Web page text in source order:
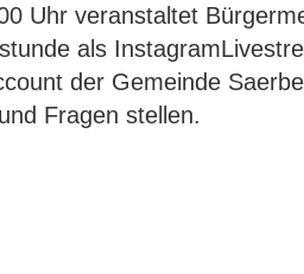
Uhr veranstaltet
als
der Gemeinde
Fragen stellen.